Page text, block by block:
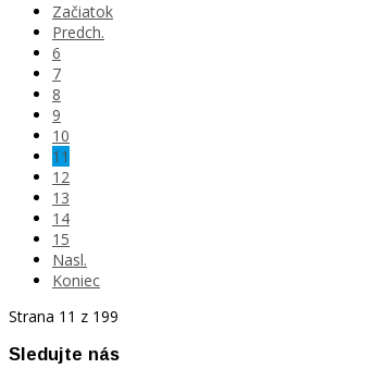
Začiatok
Predch.
6
7
8
9
10
11
12
13
14
15
Nasl.
Koniec
Strana 11 z 199
Sledujte nás